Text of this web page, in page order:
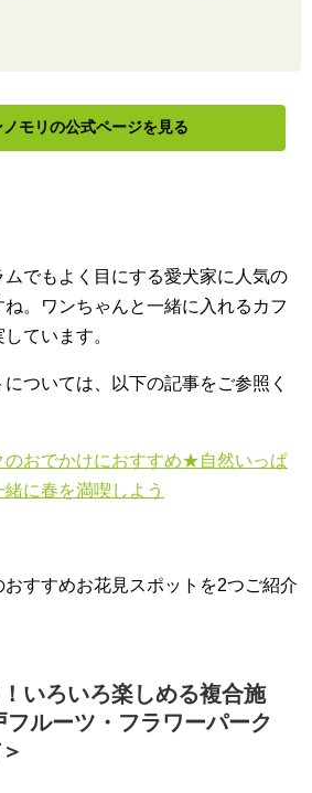
モリの公式ページを見る
でもよく目にする愛犬家に人気の
。ワンちゃんと一緒に入れるカフ
ています。
ついては、以下の記事をご参照く
おでかけにおすすめ★自然いっぱ
に春を満喫しよう
すすめお花見スポットを2つご紹介
いろいろ楽しめる複合施
ルーツ・フラワーパーク